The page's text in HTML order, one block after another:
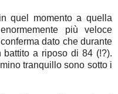
quel momento a quella
più veloce
dato che durante
a riposo di 84 (!?).
tranquillo sono sotto i